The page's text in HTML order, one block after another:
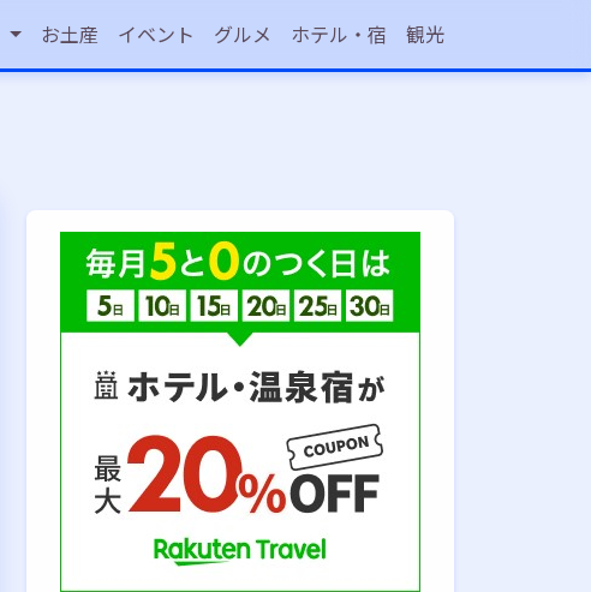
お土産 イベント グルメ ホテル・宿 観光